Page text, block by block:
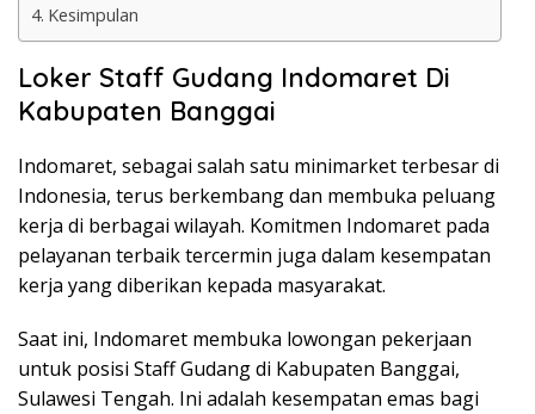
Kesimpulan
Loker Staff Gudang Indomaret Di
Kabupaten Banggai
Indomaret, sebagai salah satu minimarket terbesar di
Indonesia, terus berkembang dan membuka peluang
kerja di berbagai wilayah. Komitmen Indomaret pada
pelayanan terbaik tercermin juga dalam kesempatan
kerja yang diberikan kepada masyarakat.
Saat ini, Indomaret membuka lowongan pekerjaan
untuk posisi Staff Gudang di Kabupaten Banggai,
Sulawesi Tengah. Ini adalah kesempatan emas bagi